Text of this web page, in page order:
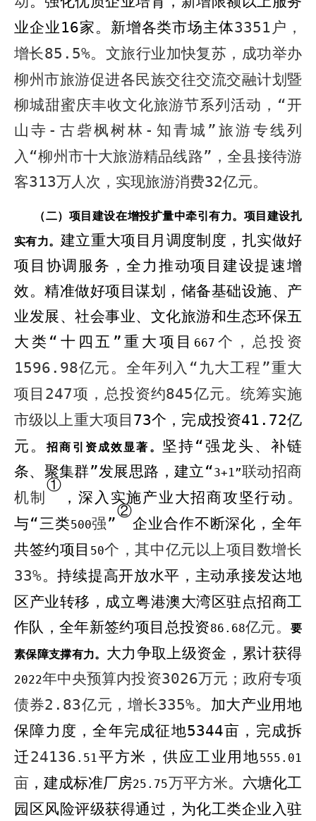
业企业16家。新增各类市场主体3351 户，
增长85.5%。文旅行业加快复苏，成功举办
柳州市旅游促进各民族交往交流交融计划暨
柳城甜蜜庆丰收文化旅游节系列活动，“开
山寺 - 古砦枫树林 - 知青城”旅游专线列
入“柳州市十大旅游精品线路”，全县接待游
客313万人次，实现旅游消费32亿元。
（二）项目建设在增投扩量中牵引有力。 项目建设扎
实有力。 建立重大项目月调度制度，扎实做好
项目协调服务，全力推动项目建设提速增
效。精准做好项目谋划，储备基础设施、产
业发展、社会事业、 文化旅游和生态环保五
大类“十四五”重大项目 667 个，总投资
1596.98亿元。全年列入“九大工程”重大
项目 247项，总投资约845亿元。统筹实施
市级以上重大项目 73个，完成投资41.72亿
元。招商引资成效显著。
坚持“强龙头、补链
条、聚集群”发展思路 ， 建立“3+1”联动招商
机制
①
，深入实施产业大招商攻坚行动。
与“三类500强”
②
企业合作不断深化，全年
共签约项目 50个，其中亿元以上项目数增长
33%。持续提高开放水平，主动承接发达地
区产业转移，成立粤港澳大湾区驻点招商工
作队，全年新签约项目 总投资86.68亿元。要
素保障支撑有力。 大力争取上级资金，累计获得
2022年中央预算内投资3026万元；政府专项
债券2.83亿元，增长335%。 加大产业用地
保障力度，全年完成征地5344亩，完成拆
迁24136 . 51平方米，供应工业用地555.01
亩 ，建成标准厂房25.75万平方米。 六塘化工
园区风险评级获得通过，为化工类企业入驻